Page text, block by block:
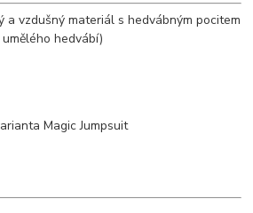
a vzdušný materiál s hedvábným pocitem
hedvábí)
Magic Jumpsuit